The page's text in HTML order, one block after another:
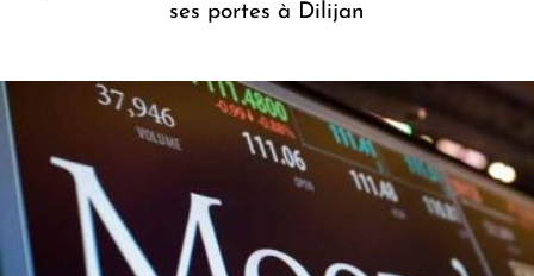
ses portes à Dilijan